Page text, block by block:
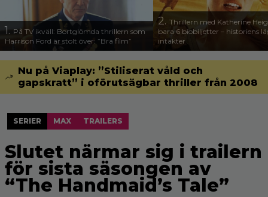
1. På TV ikväll: Bortglömda thrillern som
Harrison Ford är stolt över: ”Bra film”
2. Thrillern med Katherine
bara 6 biobiljetter – historiens
intäkter
Nu på Viaplay: ”Stiliserat våld och
gapskratt” i oförutsägbar thriller från 2008
SERIER MAX TRAILERS
Slutet närmar sig i trailern
för sista säsongen av
“The Handmaid’s Tale”